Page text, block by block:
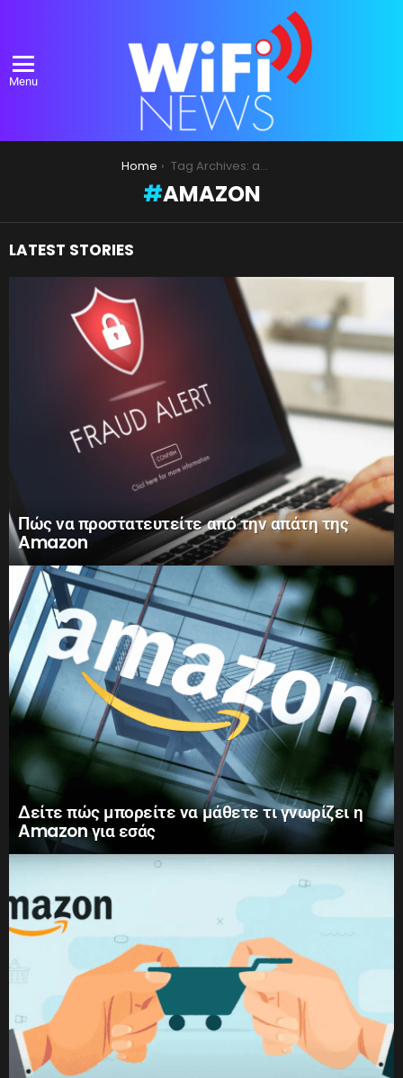
Menu
Home Tag Archives: amazon
AMAZON
LATEST STORIES
Πώς να προστατευτείτε από την απάτη της
Amazon
Δείτε πώς μπορείτε να μάθετε τι γνωρίζει η
Amazon για εσάς